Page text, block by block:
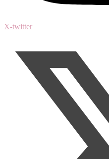
X-twitter